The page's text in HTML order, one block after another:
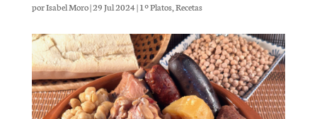
porIsabel Moro|29 Jul 2024|1º Platos, Recetas